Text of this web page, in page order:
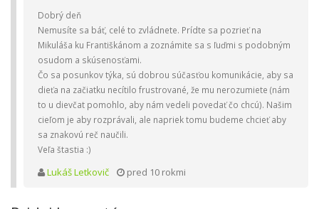
Dobrý deň
Nemusíte sa báť, celé to zvládnete. Prídte sa pozrieť na
Mikuláša ku Františkánom a zoznámite sa s ľuďmi s podobným
osudom a skúsenosťami.
Čo sa posunkov týka, sú dobrou súčasťou komunikácie, aby sa
dieťa na začiatku necítilo frustrované, že mu nerozumiete (nám
to u dievčat pomohlo, aby nám vedeli povedať čo chcú). Našim
cieľom je aby rozprávali, ale napriek tomu budeme chcieť aby
sa znakovú reč naučili.
Veľa štastia :)
Lukáš Letkovič pred 10 rokmi